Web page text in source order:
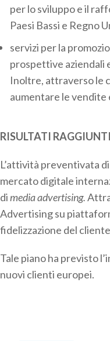
per lo sviluppo e il
Paesi Bassi e Regno
servizi per la
prospettive aziendali
Inoltre, attraverso le
aumentare le vendite
RISULTATI
L’attività preventivata
mercato digitale
dimedia advertising.
Advertising su
fidelizzazione del
Tale piano ha previsto
nuovi clienti europei.